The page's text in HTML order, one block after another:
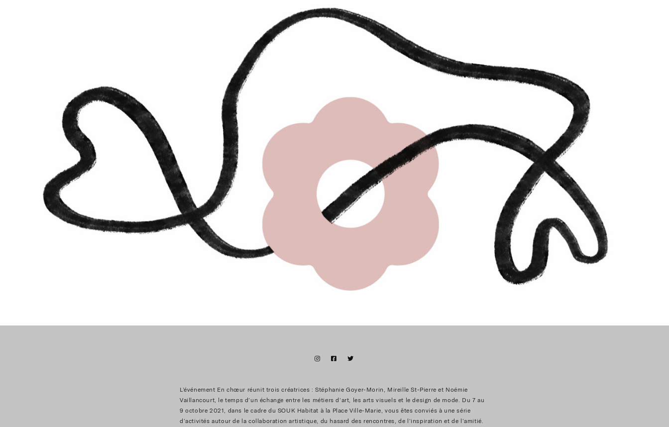
L’événement En chœur réunit trois créatrices : Stéphanie Goyer-Morin, Mireille St-Pierre et Noémie
Vaillancourt, le temps d’un échange entre les métiers d’art, les arts visuels et le design de mode. Du 7 au
9 octobre 2021, dans le cadre du SOUK Habitat à la Place Ville-Marie, vous êtes conviés à une série
d’activités autour de la collaboration artistique, du hasard des rencontres, de l’inspiration et de l’amitié.